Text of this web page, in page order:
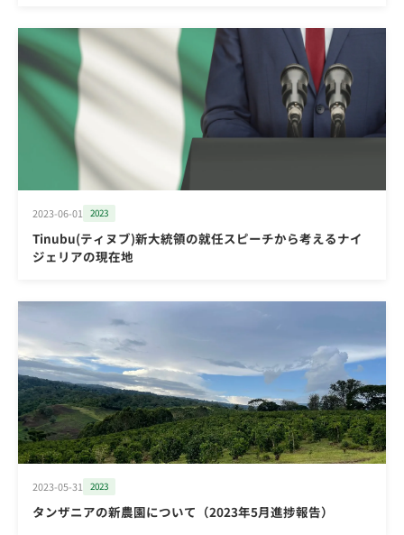
2023-06-01 2023
Tinubu(ティヌブ)新大統領の就任スピーチから考えるナイ
ジェリアの現在地
2023-05-31 2023
タンザニアの新農園について（2023年5月進捗報告）